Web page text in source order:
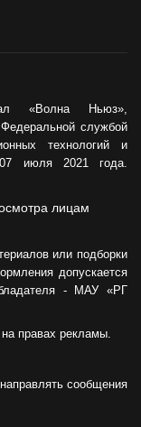
«Волна Ньюз»,
службой
технологий и
07 июля 2021 года.
лицам
или подборки
допускается
- МАУ «РГ
правах рекламы.
сообщения